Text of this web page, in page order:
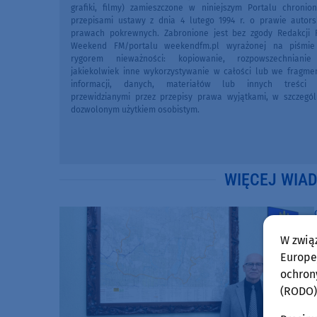
grafiki, filmy) zamieszczone w niniejszym Portalu
przepisami ustawy z dnia 4 lutego 1994 r. o prawie
prawach pokrewnych. Zabronione jest bez zgody Redakcji
Weekend FM/portalu weekendfm.pl wyrażonej na
rygorem nieważności: kopiowanie,
jakiekolwiek inne wykorzystywanie w całości lub we
informacji, danych, materiałów lub innych treści
przewidzianymi przez przepisy prawa wyjątkami, w
dozwolonym użytkiem osobistym.
WIĘCEJ
W